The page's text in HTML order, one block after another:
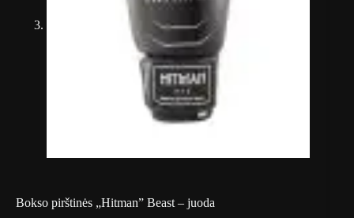
Bokso pirštinės „Hitman” Beast – juoda